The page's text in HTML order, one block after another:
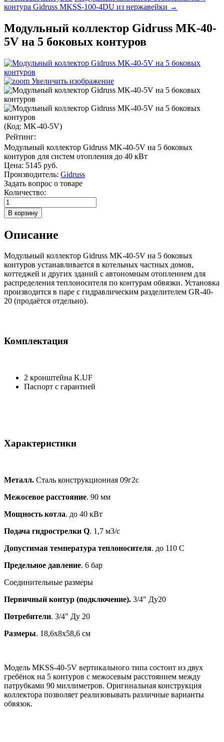
контура Gidruss MKSS-100-4DU из нержавейки →
Модульный коллектор Gidruss MK-40-
5V на 5 боковых контуров
Увеличить изображение
(Код: MK-40-5V)
Рейтинг:
Модульный коллектор Gidruss MK-40-5V на 5 боковых
контуров для систем отопления до 40 кВт
Цена: 5145 руб.
Производитель: Gidruss
Задать вопрос о товаре
Количество:
Описание
Модульный коллектор Gidruss MK-40-5V на 5 боковых
контуров устанавливается в котельных частных домов,
коттеджей и других зданий с автономным отоплением для
распределения теплоносителя по контурам обвязки. Установка
производится в паре с гидравлическим разделителем GR-40-
20 (продаётся отдельно).
Комплектация
2 кронштейна K.UF
Паспорт с гарантией
Характеристики
Металл. Cталь конструкционная 09г2с
Межосевое расстояние. 90 мм
Мощность котла. до 40 кВт
Подача гидрострелки Q. 1,7 м3/c
Допустимая температура теплоносителя. до 110 С
Предельное давление. 6 бар
Соединительные размеры
Первичный контур (подключение). 3/4" Ду20
Потребители. 3/4" Ду 20
Размеры. 18,6х8х58,6 см
Модель MKSS-40-5V вертикального типа состоит из двух
гребёнок на 5 контуров с межосевым расстоянием между
патрубками 90 миллиметров. Оригинальная конструкция
коллектора позволяет реализовывать различные варианты
обвязок.